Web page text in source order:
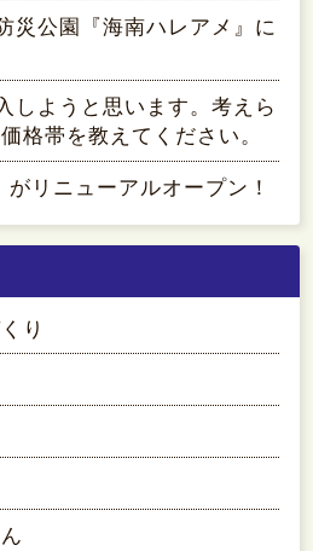
公園『海南ハレアメ』に
ようと思います。考えら
格帯を教えてください。
リニューアルオープン！
り